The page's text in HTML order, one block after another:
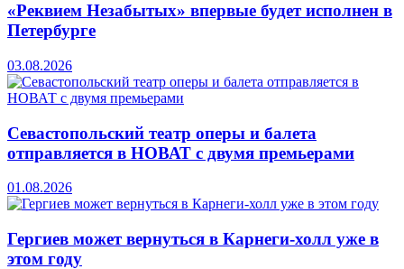
«Реквием Незабытых» впервые будет исполнен в
Петербурге
03.08.2026
Севастопольский театр оперы и балета
отправляется в НОВАТ с двумя премьерами
01.08.2026
Гергиев может вернуться в Карнеги-холл уже в
этом году